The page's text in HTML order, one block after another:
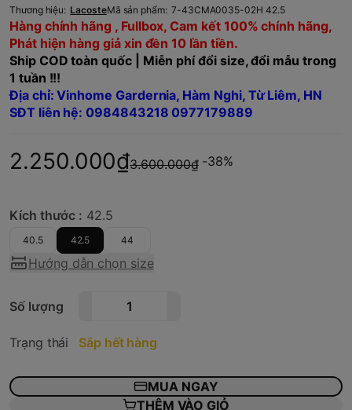
Thương hiệu: LacosteMã sản phẩm: 7-43CMA0035-02H 42.5
Hàng chính hãng , Fullbox, Cam kết 100% chính hãng,
Phát hiện hàng giả xin đền 10 lần tiền.
Ship COD toàn quốc | Miễn phí đổi size, đổi mẫu trong
1 tuần !!!
Địa chỉ: Vinhome Gardernia, Hàm Nghi, Từ Liêm, HN
SĐT liên hệ: 0984843218 0977179889
2.250.000₫3.600.000₫ -38%
Kích thước : 42.5
40.5 42.5 44
Hướng dẫn chọn size
Số lượng
Trạng thái Sắp hết hàng
MUA NGAY
THÊM VÀO GIỎ